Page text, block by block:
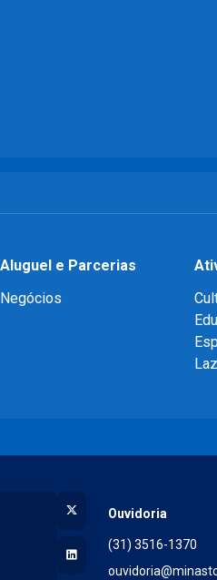
Aluguel e Parcerias
Negócios
X (Twitter)
LinkedIn
Ouvidoria
(31) 3516-1370